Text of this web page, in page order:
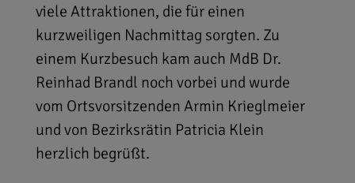
viele Attraktionen, die für einen
kurzweiligen Nachmittag sorgten. Zu
einem Kurzbesuch kam auch MdB Dr.
Reinhad Brandl noch vorbei und wurde
vom Ortsvorsitzenden Armin Krieglmeier
und von Bezirksrätin Patricia Klein
herzlich begrüßt.